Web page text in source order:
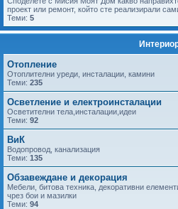
проект или ремонт, който сте реализирали
Теми: 5
Отопление
Отоплителни уреди, инсталации, камини
Теми: 235
Осветление и електроинсталации
Осветителни тела,инсталации,идеи
Теми: 92
ВиК
Водопровод, канализация
Теми: 135
Обзавеждане и декорация
Мебели, битова техника, декоративни
чрез бои и мазилки
Теми: 94